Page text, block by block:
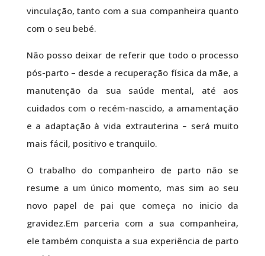
vinculação, tanto com a sua companheira quanto
com o seu bebé.
Não posso deixar de referir que todo o processo
pós-parto – desde a recuperação física da mãe, a
manutenção da sua saúde mental, até aos
cuidados com o recém-nascido, a amamentação
e a adaptação à vida extrauterina – será muito
mais fácil, positivo e tranquilo.
O trabalho do companheiro de parto não se
resume a um único momento, mas sim ao seu
novo papel de pai que começa no inicio da
gravidez.Em parceria com a sua companheira,
ele também conquista a sua experiência de parto